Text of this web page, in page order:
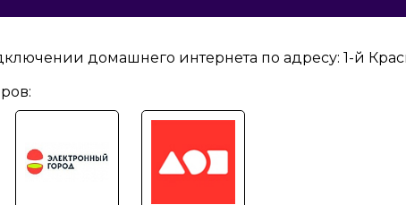
домашнего интернета по адресу: 1-й